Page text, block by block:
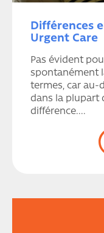
Différences
Urgent Care
Pas évident
spontanément
termes, car au-
dans la plupart
différence....